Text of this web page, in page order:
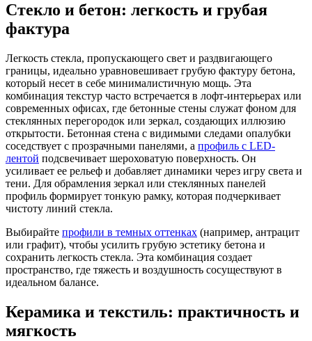
Стекло и бетон: легкость и грубая
фактура
Легкость стекла, пропускающего свет и раздвигающего
границы, идеально уравновешивает грубую фактуру бетона,
который несет в себе минималистичную мощь. Эта
комбинация текстур часто встречается в лофт-интерьерах или
современных офисах, где бетонные стены служат фоном для
стеклянных перегородок или зеркал, создающих иллюзию
открытости. Бетонная стена с видимыми следами опалубки
соседствует с прозрачными панелями, а профиль с LED-
лентой подсвечивает шероховатую поверхность. Он
усиливает ее рельеф и добавляет динамики через игру света и
тени. Для обрамления зеркал или стеклянных панелей
профиль формирует тонкую рамку, которая подчеркивает
чистоту линий стекла.
Выбирайте профили в темных оттенках (например, антрацит
или графит), чтобы усилить грубую эстетику бетона и
сохранить легкость стекла. Эта комбинация создает
пространство, где тяжесть и воздушность сосуществуют в
идеальном балансе.
Керамика и текстиль: практичность и
мягкость